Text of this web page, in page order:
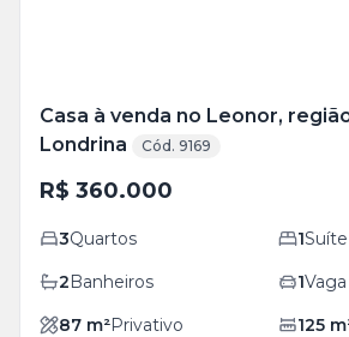
Casa à venda no Leonor,
Londrina
Cód. 9169
R$ 360.000
3Quartos 1Suíte
2Banheiros 1Vaga
87 m²Privativo 125